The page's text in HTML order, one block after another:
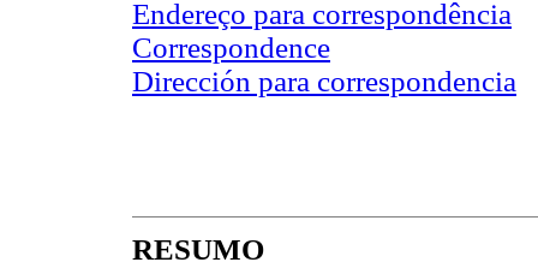
Endereço para correspondência
Correspondence
Dirección para correspondencia
RESUMO